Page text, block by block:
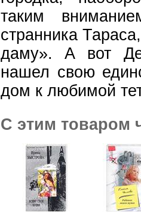
таким
странника
даму». А вот
нашел свою
дом к любимой
С этим товаром